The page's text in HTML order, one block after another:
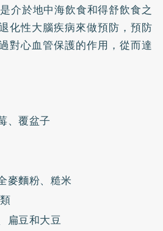
介於地中海飲食和得舒飲食之
化性大腦疾病來做預防，預防
對心血管保護的作用，從而達
、覆盆子
麥麵粉、糙米
扁豆和大豆